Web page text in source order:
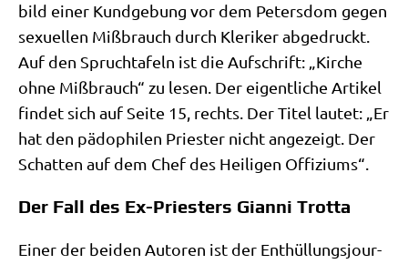
bild einer Kund­ge­bung vor dem Peters­dom gegen
sexu­el­len Miß­brauch durch Kle­ri­ker abge­druckt.
Auf den Spruch­ta­feln ist die Auf­schrift: „Kir­che
ohne Miß­brauch“ zu lesen. Der eigent­li­che Arti­kel
fin­det sich auf Sei­te 15, rechts. Der Titel lau­tet: „Er
hat den pädo­phi­len Prie­ster nicht ange­zeigt. Der
Schat­ten auf dem Chef des Hei­li­gen Offiziums“.
Der Fall des Ex-Priesters Gianni Trotta
Einer der bei­den Autoren ist der Ent­hül­lungs­jour­